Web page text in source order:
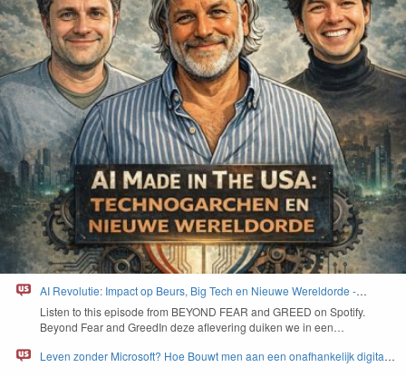
AI Revolutie: Impact op Beurs, Big Tech en Nieuwe Wereldorde -
BEYOND FEAR and GREED
Lis­ten to this episode from BEYOND FEAR and GREED on Spo­ti­fy.
Beyond Fear and Greed­In deze aflev­er­ing duiken we in een…
Leven zonder Microsoft? Hoe Bouwt men aan een onafhankelijk digitaal